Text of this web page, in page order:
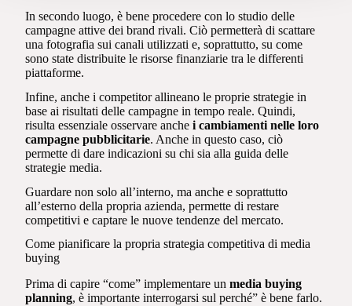
In secondo luogo, è bene procedere con lo studio delle
campagne attive dei brand rivali. Ciò permetterà di scattare
una fotografia sui canali utilizzati e, soprattutto, su come
sono state distribuite le risorse finanziarie tra le differenti
piattaforme.
Infine, anche i competitor allineano le proprie strategie in
base ai risultati delle campagne in tempo reale. Quindi,
risulta essenziale osservare anche i cambiamenti nelle loro
campagne pubblicitarie. Anche in questo caso, ciò
permette di dare indicazioni su chi sia alla guida delle
strategie media.
Guardare non solo all’interno, ma anche e soprattutto
all’esterno della propria azienda, permette di restare
competitivi e captare le nuove tendenze del mercato.
Come pianificare la propria strategia competitiva di media
buying
Prima di capire “come” implementare unmedia buying
planning, è importante interrogarsi sul perché” è bene farlo.